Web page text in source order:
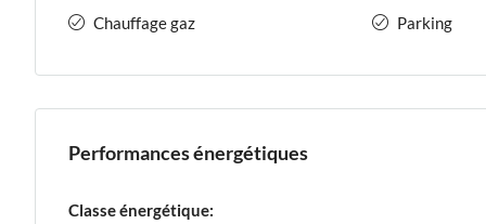
Chauffage gaz
Parking
Performances énergétiques
Classe énergétique: